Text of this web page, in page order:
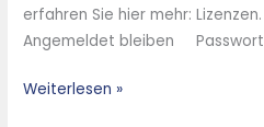
erfahren Sie hier mehr:
Angemeldet bleiben Passwort
Weiterlesen »